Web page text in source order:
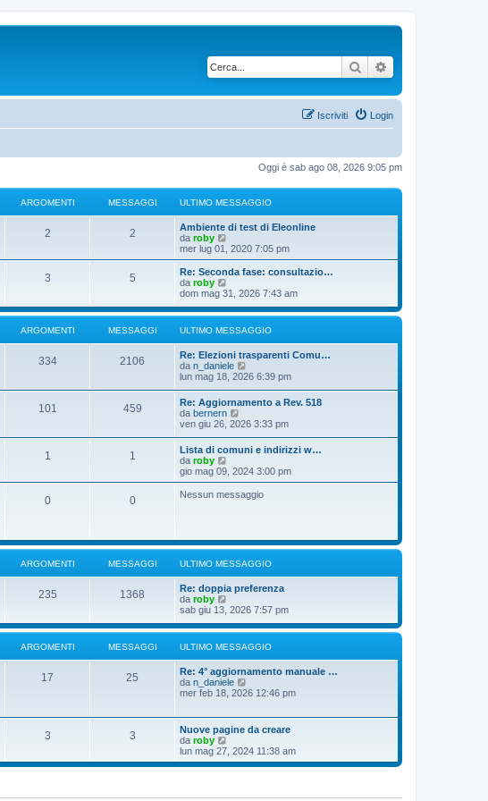
Cerca
Login
Iscriviti
Oggi è sab ago 08, 2026 9:05 pm
ARGOMENTI MESSAGGI ULTIMO MESSAGGIO
2 2
Ambiente di test di Eleonline
da roby
e
d
i
l
i
o
m
e
s
s
g
o
mer lug 01, 2020 7:05 pm
3 5
Re: Seconda fase: consultazio…
da roby
e
i
l
t
i
m
o
m
e
s
s
g
g
o
dom mag 31, 2026 7:43 am
ARGOMENTI MESSAGGI ULTIMO MESSAGGIO
334 2106
Re: Elezioni trasparenti Comu…
da n_daniele
e
u
l
t
i
m
m
e
s
i
lun mag 18, 2026 6:39 pm
101 459
Re: Aggiornamento a Rev. 518
da bernern
e
u
l
t
i
m
s
s
a
i
o
ven giu 26, 2026 3:33 pm
1 1
Lista di comuni e indirizzi w…
da roby
e
d
i
m
m
e
s
a
g
i
o
gio mag 09, 2024 3:00 pm
0 0 Nessun messaggio
ARGOMENTI MESSAGGI ULTIMO MESSAGGIO
235 1368
Re: doppia preferenza
da roby
e
i
l
t
i
m
o
e
s
s
a
g
g
sab giu 13, 2026 7:57 pm
ARGOMENTI MESSAGGI ULTIMO MESSAGGIO
17 25
Re: 4° aggiornamento manuale …
da n_daniele
e
u
l
t
i
m
mer feb 18, 2026 12:46 pm
3 3
Nuove pagine da creare
da roby
e
d
lun mag 27, 2024 11:38 am